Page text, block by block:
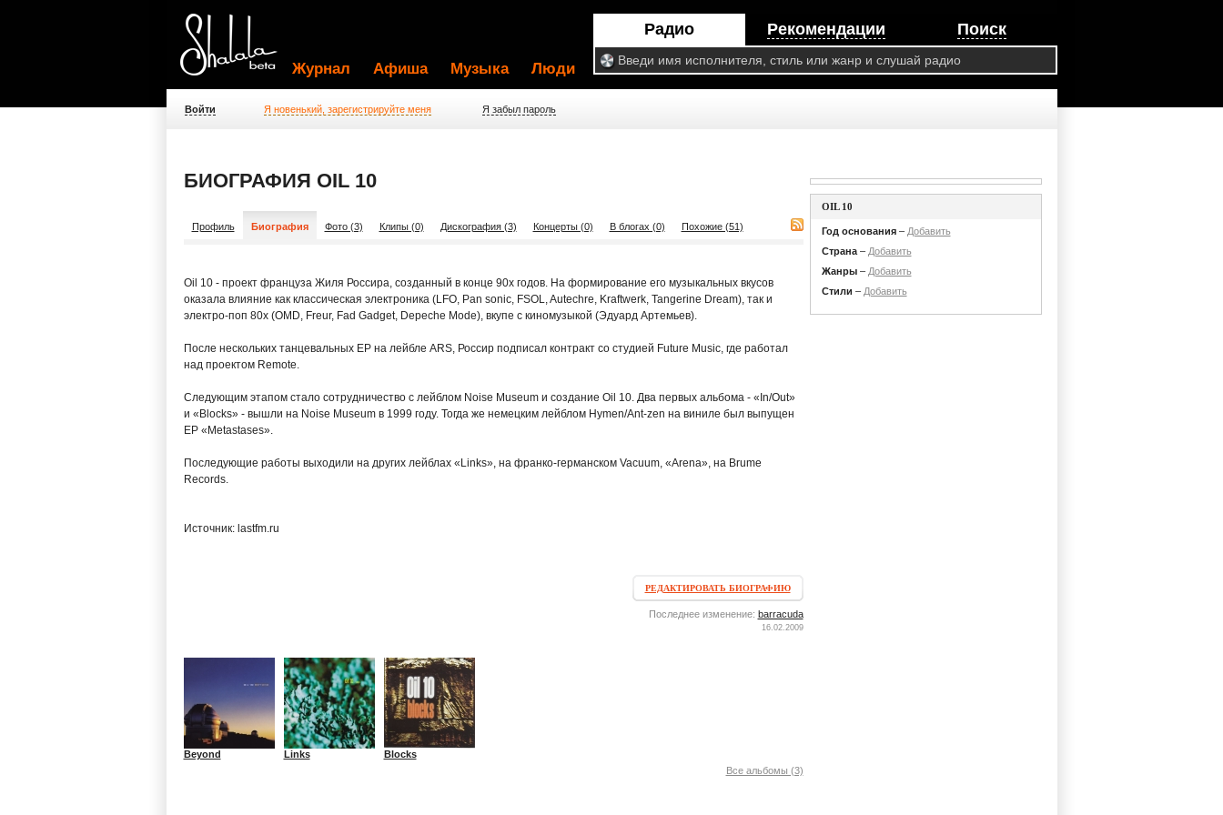
Радио Рекомендации Поиск
Журнал Афиша Музыка Люди
Войти Я новенький, зарегистрируйте меня Я забыл пароль
БИОГРАФИЯ OIL 10
Профиль Биография Фото (3) Клипы (0) Дискография (3) Концерты (0) В блогах (0) Похожие (51)
Oil 10 - проект француза Жиля Россира, созданный в конце 90х годов. На формирование его музыкальных вкусов
оказала влияние как классическая электроника (LFO, Pan sonic, FSOL, Autechre, Kraftwerk, Tangerine Dream), так и
электро-поп 80х (OMD, Freur, Fad Gadget, Depeche Mode), вкупе с киномузыкой (Эдуард Артемьев).
После нескольких танцевальных EP на лейбле ARS, Россир подписал контракт со студией Future Music, где работал
над проектом Remote.
Следующим этапом стало сотрудничество с лейблом Noise Museum и создание Oil 10. Два первых альбома - «In/Out»
и «Blocks» - вышли на Noise Museum в 1999 году. Тогда же немецким лейблом Hymen/Ant-zen на виниле был выпущен
ЕP «Metastases».
Последующие работы выходили на других лейблах «Links», на франко-германском Vacuum, «Arena», на Brume
Records.
Источник: lastfm.ru
РЕДАКТИРОВАТЬ БИОГРАФИЮ
Последнее изменение: barracuda
16.02.2009
Beyond Links
Blocks
Все альбомы (3)
OIL 10
Год основания– Добавить
Страна– Добавить
Жанры– Добавить
Стили – Добавить